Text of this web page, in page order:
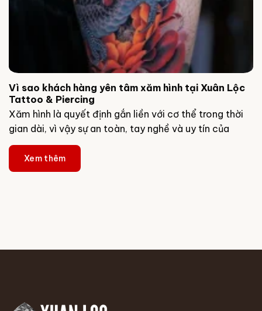
Vì sao khách hàng yên tâm xăm hình tại Xuân Lộc
Tattoo & Piercing
Xăm hình là quyết định gắn liền với cơ thể trong thời
gian dài, vì vậy sự an toàn, tay nghề và uy tín của
Xem thêm